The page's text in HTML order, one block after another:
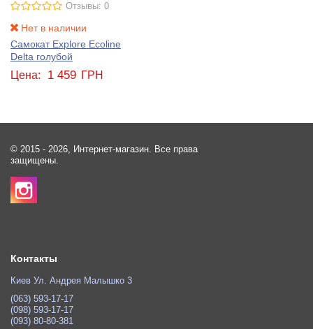
Отзывы: 0
Нет в наличии
Самокат Explore Ecoline
Delta голубой
Цена: 1 459 ГРН
© 2015 - 2026, Интернет-магазин. Все права
защищены.
Контакты
Киев Ул. Андрея Малышко 3
(063) 593-17-17
(098) 593-17-17
(093) 80-80-381